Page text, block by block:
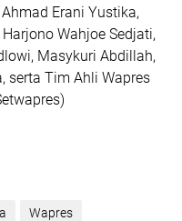
Erani Yustika,
Wahjoe Sedjati,
Masykuri Abdillah,
serta Tim Ahli Wapres
Wapres